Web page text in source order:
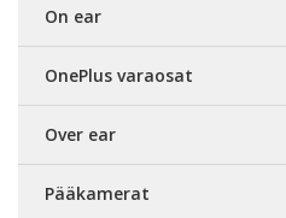
On ear
OnePlus varaosat
Over ear
Pääkamerat